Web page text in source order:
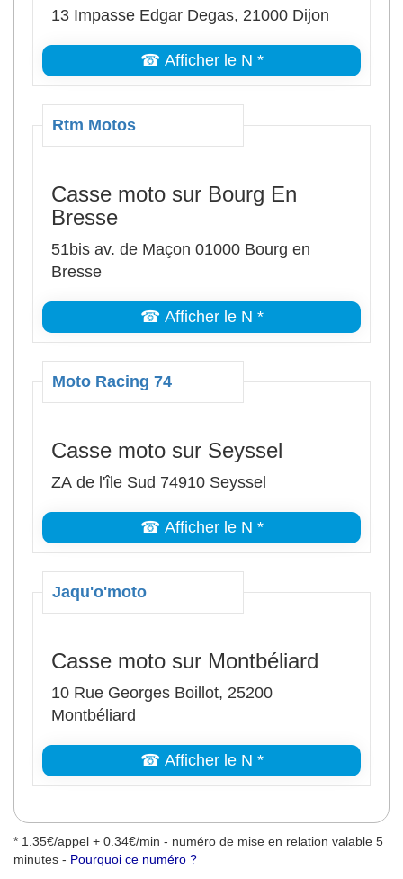
13 Impasse Edgar Degas, 21000 Dijon
☎ Afficher le N *
Rtm Motos
Casse moto sur Bourg En
Bresse
51bis av. de Maçon 01000 Bourg en
Bresse
☎ Afficher le N *
Moto Racing 74
Casse moto sur Seyssel
ZA de l'île Sud 74910 Seyssel
☎ Afficher le N *
Jaqu'o'moto
Casse moto sur Montbéliard
10 Rue Georges Boillot, 25200
Montbéliard
☎ Afficher le N *
* 1.35€/appel + 0.34€/min - numéro de mise en relation valable 5
minutes - Pourquoi ce numéro ?